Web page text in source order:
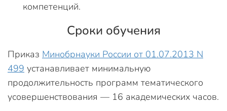
компетенций.
Сроки обучения
Приказ Минобрнауки России от 01.07.2013 N
499 устанавливает минимальную
продолжительность программ тематического
усовершенствования — 16 академических часов.